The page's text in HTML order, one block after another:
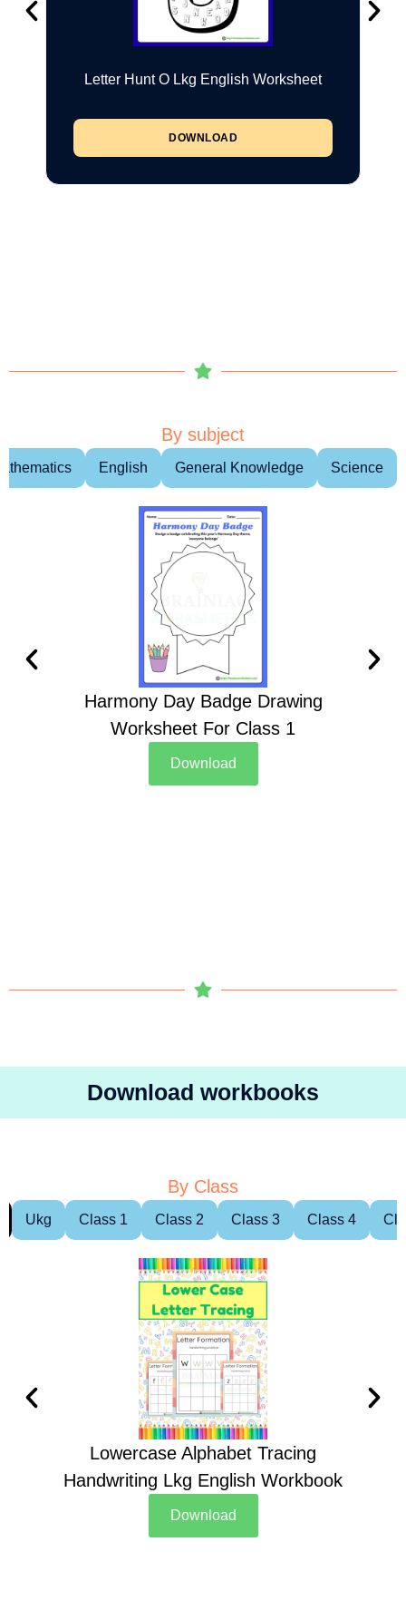
Letter Hunt O Lkg English Worksheet
DOWNLOAD
By subject
English General Knowledge Science
Harmony Day Badge Drawing
Worksheet For Class 1
Download
Download workbooks
By Class
Ukg Class 1 Class 2 Class 3 Class 4
Lowercase Alphabet Tracing
Handwriting Lkg English Workbook
Download